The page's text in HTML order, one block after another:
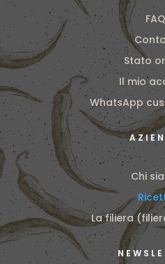
FAQ
Stato
Il mio
WhatsApp
Chi
La filiera